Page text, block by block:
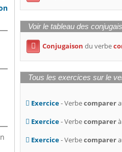
Voir le tableau des
 Conjugaison du verbe
Tous les exercices sur le
Exercice- Verbecomparer
Exercice- Verbecomparer
Exercice- Verbecomparer